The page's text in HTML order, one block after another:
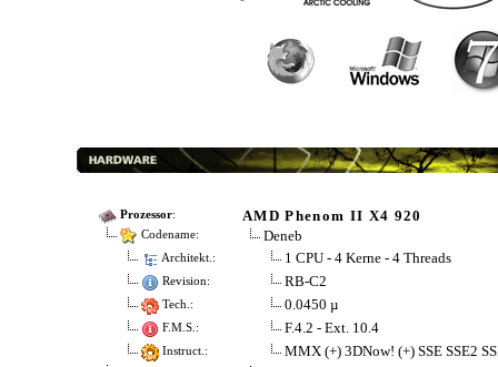
Prozessor: AMD Phenom II X4 920
Codename: Deneb
Architekt.: 1 CPU - 4 Kerne - 4 Threads
Revision: RB-C2
Tech.: 0.0450 µ
F.M.S.: F.4.2 - Ext. 10.4
Instruct.: MMX (+) 3DNow! (+) SSE SSE2